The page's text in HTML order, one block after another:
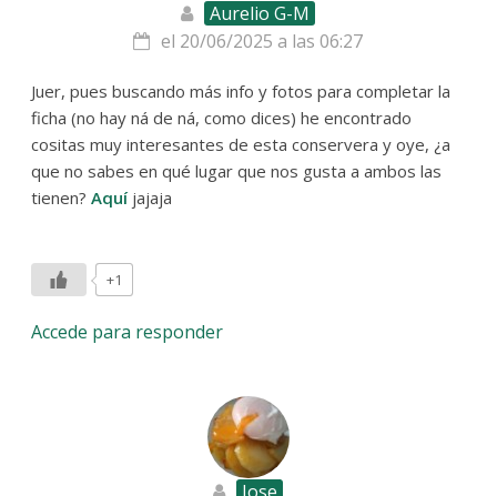
Aurelio G-M
el 20/06/2025 a las 06:27
Juer, pues buscando más info y fotos para completar la
ficha (no hay ná de ná, como dices) he encontrado
cositas muy interesantes de esta conservera y oye, ¿a
que no sabes en qué lugar que nos gusta a ambos las
tienen?Aquíjajaja
+1
Accede para responder